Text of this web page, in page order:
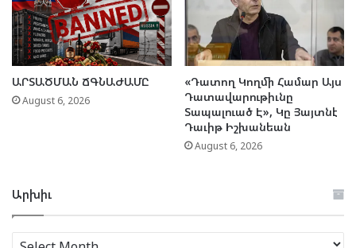
ԱՐՏԱԾՄԱՆ ՃԳՆԱԺԱՄԸ
August 6, 2026
«Դատող Կողմի Համար Այս
Դատավարութիւնը
Տապալուած Է», Կը Յայտնէ
Դաւիթ Իշխանեան
August 6, 2026
Արխիւ
Արխիւ